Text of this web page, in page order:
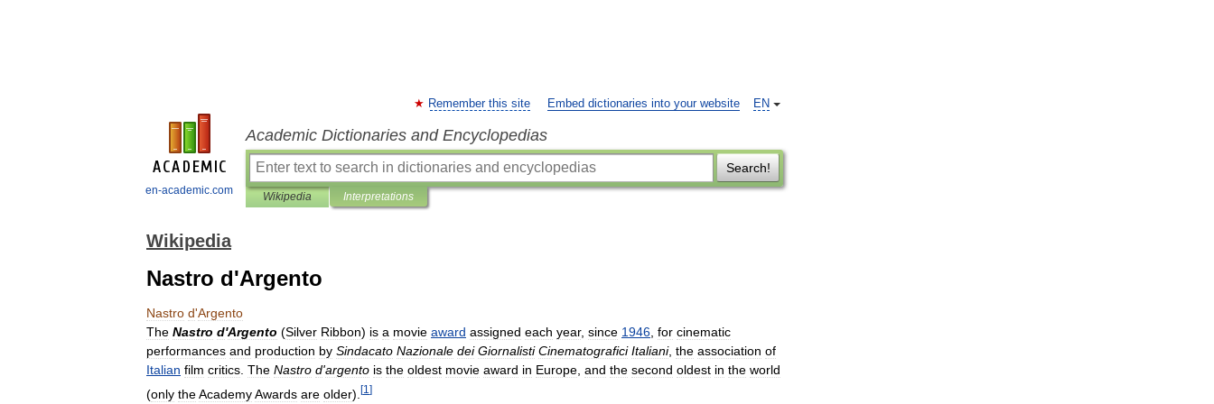
en-academic.com
EN
Remember this site Embed dictionaries into your website
Academic Dictionaries and Encyclopedias
Search!
Wikipedia Interpretations
Wikipedia
Nastro d'Argento
Nastro d'Argento
The Nastro d'Argento (Silver Ribbon) is a movie award assigned each year, since 1946 for cinematic
performances and production by Sindacato Nazionale dei Giornalisti Cinematografici Italiani, the association of
Italian film critics The Nastro d'argento is the oldest movie award in Europe and the second oldest in the world
(only theAcademyAwards are older). [1 ]